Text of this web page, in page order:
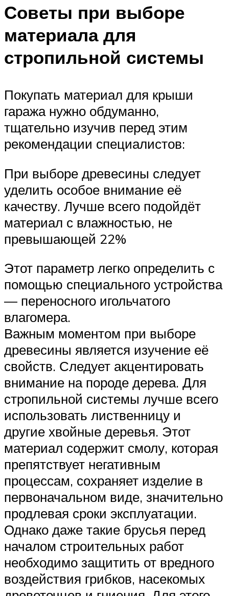
Советы при выборе
материала для
стропильной системы
Покупать материал для крыши
гаража нужно обдуманно,
тщательно изучив перед этим
рекомендации специалистов:
При выборе древесины следует
уделить особое внимание её
качеству. Лучше всего подойдёт
материал с влажностью, не
превышающей 22%
Этот параметр легко определить с
помощью специального устройства
— переносного игольчатого
влагомера.
Важным моментом при выборе
древесины является изучение её
свойств. Следует акцентировать
внимание на породе дерева. Для
стропильной системы лучше всего
использовать лиственницу и
другие хвойные деревья. Этот
материал содержит смолу, которая
препятствует негативным
процессам, сохраняет изделие в
первоначальном виде, значительно
продлевая сроки эксплуатации.
Однако даже такие брусья перед
началом строительных работ
необходимо защитить от вредного
воздействия грибков, насекомых